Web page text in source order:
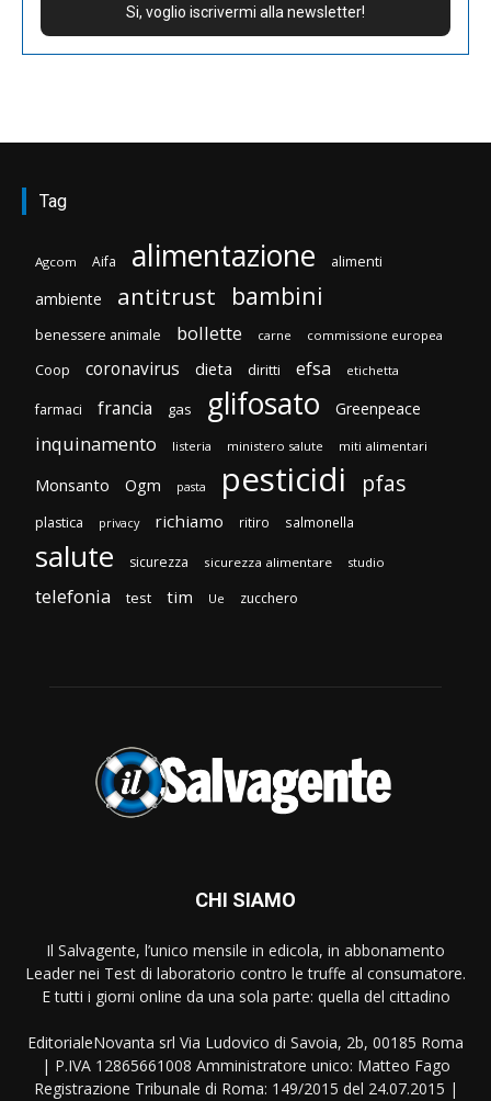
Tag
Agcom Aifa alimentazione alimenti
ambiente antitrust bambini
benessere animale bollette carne commissione europea
Coop coronavirus dieta diritti efsa etichetta
farmaci francia gas glifosato Greenpeace
inquinamento listeria ministero salute miti alimentari
Monsanto Ogm pasta pesticidi pfas
plastica privacy richiamo ritiro salmonella
salute sicurezza sicurezza alimentare studio
telefonia test tim Ue zucchero
CHI SIAMO
Il Salvagente, l’unico mensile in edicola, in abbonamento
Leader nei Test di laboratorio contro le truffe al consumatore.
E tutti i giorni online da una sola parte: quella del cittadino
EditorialeNovanta srl Via Ludovico di Savoia, 2b, 00185 Roma
| P.IVA 12865661008 Amministratore unico: Matteo Fago
Registrazione Tribunale di Roma: 149/2015 del 24.07.2015 |